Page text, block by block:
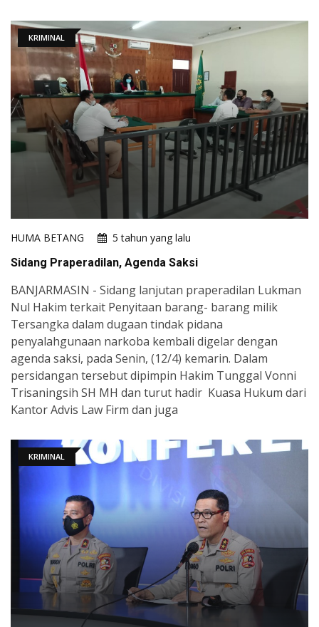
KRIMINAL
HUMA BETANG
5 tahun yang lalu
Sidang Praperadilan, Agenda Saksi
BANJARMASIN - Sidang lanjutan praperadilan Lukman
Nul Hakim terkait Penyitaan barang- barang milik
Tersangka dalam dugaan tindak pidana
penyalahgunaan narkoba kembali digelar dengan
agenda saksi, pada Senin, (12/4) kemarin. Dalam
persidangan tersebut dipimpin Hakim Tunggal Vonni
Trisaningsih SH MH dan turut hadir Kuasa Hukum dari
Kantor Advis Law Firm dan juga
KRIMINAL